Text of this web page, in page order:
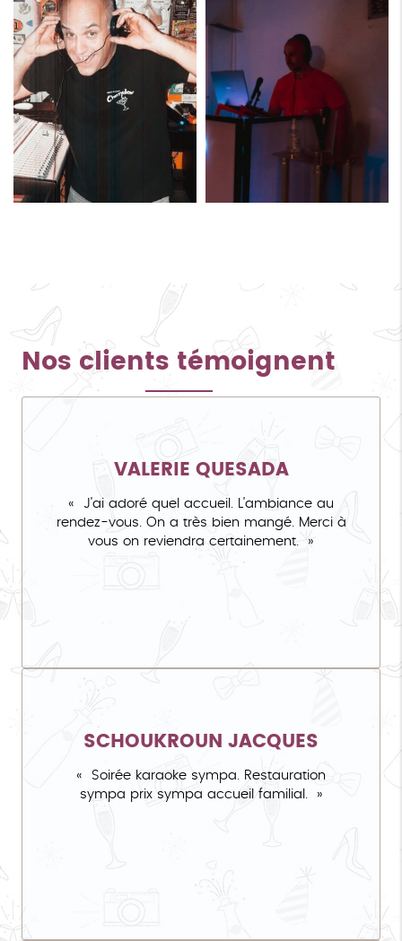
Nos clients témoignent
VALERIE QUESADA
J'ai adoré quel accueil. L'ambiance au
rendez-vous. On a très bien mangé. Merci à
vous on reviendra certainement.
SCHOUKROUN JACQUES
Soirée karaoke sympa. Restauration
sympa prix sympa accueil familial.